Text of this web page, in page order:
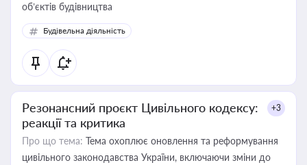
об’єктів будівництва
Будівельна діяльність
Резонансний проєкт Цивільного кодексу:
реакції та критика
+3
Про що тема: Тема охоплює оновлення та реформування
цивільного законодавства України, включаючи зміни до